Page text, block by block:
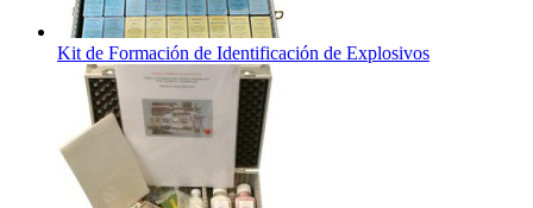
Kit de Formación de Identificación de Explosivos